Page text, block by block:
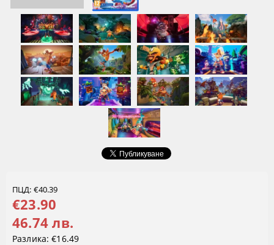
ПЦД: €40.39
€23.90
46.74 лв.
Разлика: €16.49